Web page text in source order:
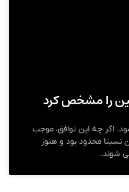
را مشخص کرد
اگر چه این توافق، موجب
نسبتا محدود بود و هنوز
شوند.